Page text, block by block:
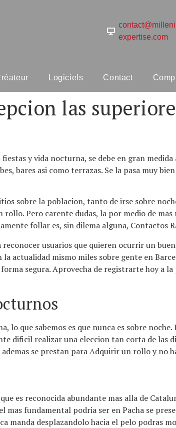
expertise.com
Logiciels Contact
las
y vida nocturna, se debe en gran
bares asi­ como terrazas. Se la pasa muy
sobre la poblacion, tanto de irse sobre
Pero carente dudas, la por medio de
follar es, sin dilema alguna, Contactos
usuarios que quieren ocurrir un
actualidad mismo miles sobre gente en
segura. Aprovecha de registrarte hoy a
lo que sabemos es que nunca es sobre
dificil realizar una eleccion tan corta de las
se prestan para Adquirir un rollo y no
es reconocida abundante mas alla de
mas fundamental podri­a ser en Pacha se
manda desplazandolo hacia el pelo podras